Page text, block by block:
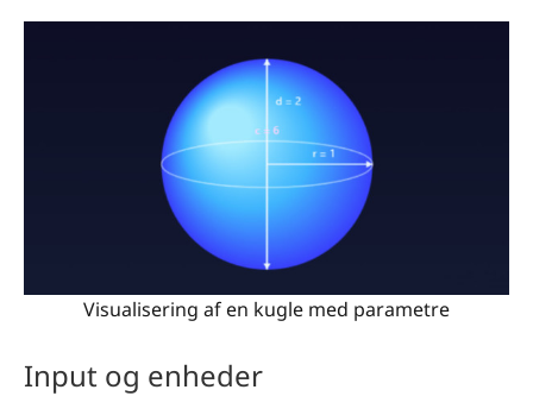
Visualisering af en kugle med parametre
Input og enheder